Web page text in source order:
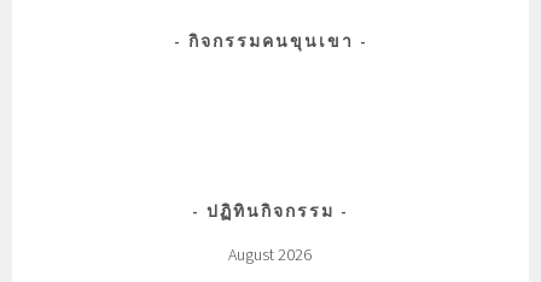
กิจกรรมคนขุนเขา
ปฏิทินกิจกรรม
August 2026